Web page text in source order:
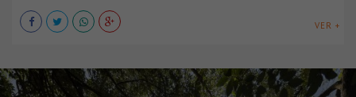
VER +